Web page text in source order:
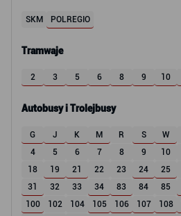
SKM POLREGIO
Tramwaje
2 3 5 6 8 9 10
Autobusy i Trolejbusy
G J K M R S W
4
5 6 7 8 9 10
18
19 21 22 23 24 25
31
32 33 34 83 84 85
100
102 104 105 106 107 108